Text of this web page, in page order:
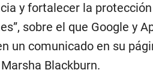
y fortalecer la
sobre el que Google y
un comunicado en su
Blackburn.